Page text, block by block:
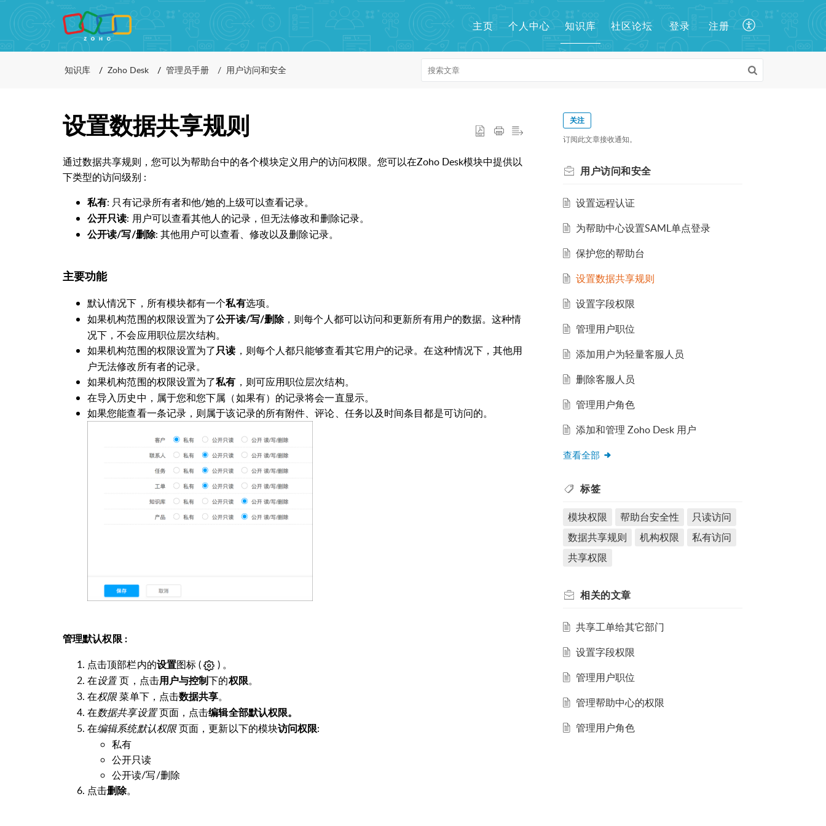
主页 个人中心 知识库 社区论坛 登录 注册
知识库 Zoho Desk 管理员手册 用户访问和安全
设置数据共享规则
通过数据共享规则，您可以为帮助台中的各个模块定义用户的访问权限。 您可以在Zoho Desk模块中提供以
下类型的访问级别 :
私有: 只有记录所有者和他/她的上级可以查看记录。
公开只读: 用户可以查看其他人的记录，但无法修改和删除记录。
公开读/写/删除: 其他用户可以查看、修改以及删除记录。
主要功能
默认情况下，所有模块都有一个私有选项。
如果机构范围的权限设置为了公开读/写/删除，则每个人都可以访问和更新所有用户的数据。这种情
况下，不会应用职位层次结构。
如果机构范围的权限设置为了 只读 ，则每个人都只能够查看其它用户的记录。在这种情况下，其他用
户无法修改所有者的记录。
如果机构范围的权限设置为了私有 ，则可应用职位层次结构。
在导入历史中，属于您和您下属（如果有）的记录将会一直显示。
如果您能查看一条记录，则属于该记录的所有附件、评论、任务以及时间条目都是可访问的。
管理默认权限 :
点击顶部栏内的设置图标 (
) 。
在设置页，点击用户与控制 下的权限。
在权限菜单下，点击数据共享。
在数据共享设置页面，点击编辑全部默认权限。
在编辑系统默认权限页面，更新以下的模块访问权限:
私有
公开只读
公开读/写/删除
点击删除。
关注
订阅此文章接收通知。
用户访问和安全
设置远程认证
为帮助中心设置SAML单点登录
保护您的帮助台
设置数据共享规则
设置字段权限
管理用户职位
添加用户为轻量客服人员
删除客服人员
管理用户角色
添加和管理 Zoho Desk 用户
查看全部
标签
模块权限 帮助台安全性
只读访问
数据共享规则
机构权限
私有访问
共享权限
相关的文章
共享工单给其它部门
设置字段权限
管理用户职位
管理帮助中心的权限
管理用户角色